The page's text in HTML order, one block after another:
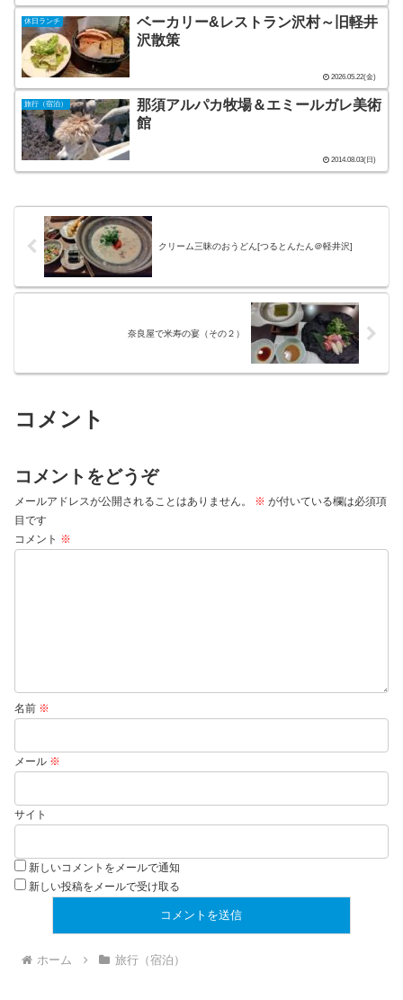
休日ランチ
ベーカリー&レストラン沢村～旧軽井
沢散策
2026.05.22(金)
旅行（宿泊）
那須アルパカ牧場＆エミールガレ美術
館
2014.08.03(日)
クリーム三昧のおうどん[つるとんたん＠軽井沢]
奈良屋で米寿の宴（その２）
コメント
コメントをどうぞ
メールアドレスが公開されることはありません。 ※ が付いている欄は必須項
目です
コメント ※
名前 ※
メール ※
サイト
新しいコメントをメールで通知
新しい投稿をメールで受け取る
ホーム 旅行（宿泊）